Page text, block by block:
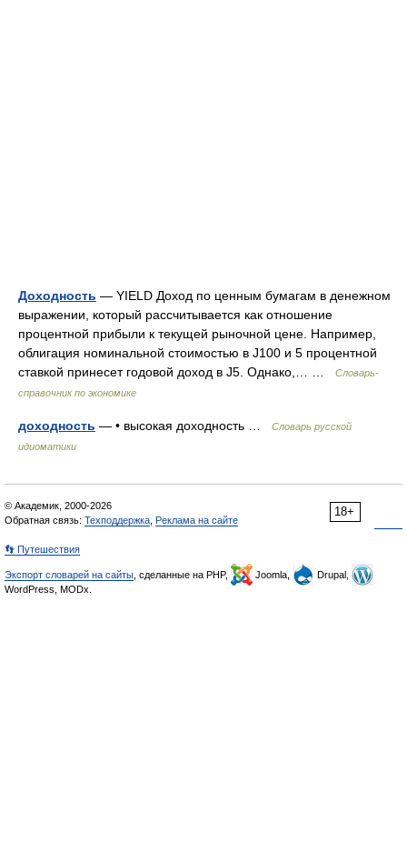
Доходность — YIELD Доход по ценным бумагам в денежном
выражении, который рассчитывается как отношение
процентной прибыли к текущей рыночной цене. Например,
облигация номинальной стоимостью в Ј100 и 5 процентной
ставкой принесет годовой доход в Ј5. Однако,… …
Словарь-
справочник по экономике
доходность — • высокая доходность …
Словарь русской
идиоматики
18+
© Академик, 2000-2026
Обратная связь: Техподдержка Реклама на сайте
👣 Путешествия
Экспорт словарей на сайты , сделанные на PHP, Joomla,
Drupal,
WordPress, MODx.